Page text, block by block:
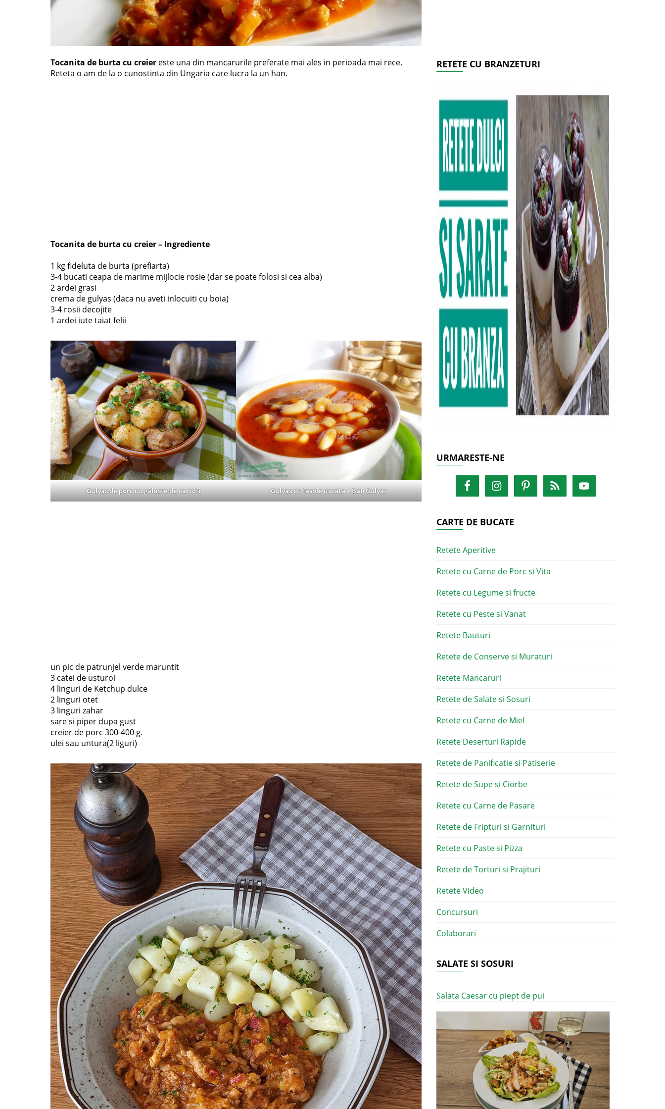
Tocanita de burta cu creier este una din mancarurile preferate mai ales in perioada mai rece.
Reteta o am de la o cunostinta din Ungaria care lucra la un han.
Tocanita de burta cu creier – Ingrediente
1 kg fideluta de burta (prefiarta)
3-4 bucati ceapa de marime mijlocie rosie (dar se poate folosi si cea alba)
2 ardei grasi
crema de gulyas (daca nu aveti inlocuiti cu boia)
3-4 rosii decojite
1 ardei iute taiat felii
Gulyas de porc cu galuste de cartofi Gulyas cu fasole uscata – Bab Gulyas
un pic de patrunjel verde maruntit
3 catei de usturoi
4 linguri de Ketchup dulce
2 linguri otet
3 linguri zahar
sare si piper dupa gust
creier de porc 300-400 g.
ulei sau untura(2 liguri)
RETETE CU BRANZETURI
URMARESTE-NE
CARTE DE BUCATE
Retete Aperitive
Retete cu Carne de Porc si Vita
Retete cu Legume si fructe
Retete cu Peste si Vanat
Retete Bauturi
Retete de Conserve si Muraturi
Retete Mancaruri
Retete de Salate si Sosuri
Retete cu Carne de Miel
Retete Deserturi Rapide
Retete de Panificatie si Patiserie
Retete de Supe si Ciorbe
Retete cu Carne de Pasare
Retete de Fripturi si Garnituri
Retete cu Paste si Pizza
Retete de Torturi si Prajituri
Retete Video
Concursuri
Colaborari
SALATE SI SOSURI
Salata Caesar cu piept de pui